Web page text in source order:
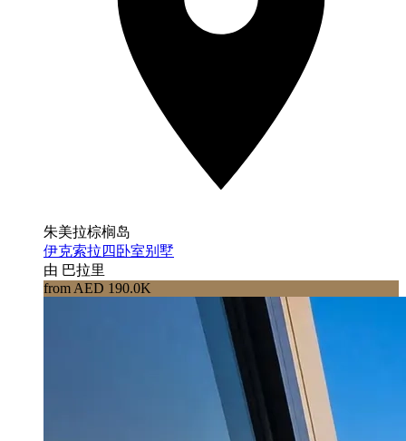
朱美拉棕榈岛
伊克索拉四卧室别墅
由 巴拉里
from AED 190.0K